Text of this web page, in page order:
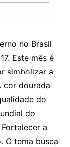
no Brasil
Este mês é
simbolizar a
cor dourada
do
do
a
O tema busca